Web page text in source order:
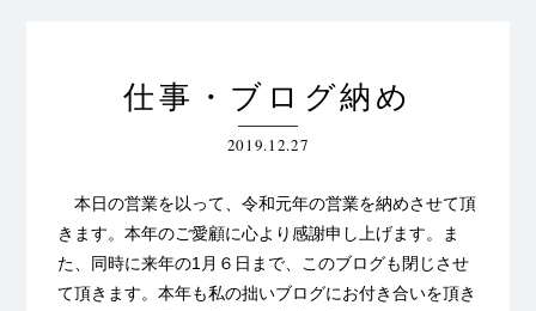
仕事・ブログ納め
2019.12.27
本日の営業を以って、令和元年の営業を納めさせて頂
きます。本年のご愛顧に心より感謝申し上げます。ま
た、同時に来年の1月６日まで、このブログも閉じさせ
て頂きます。本年も私の拙いブログにお付き合いを頂き